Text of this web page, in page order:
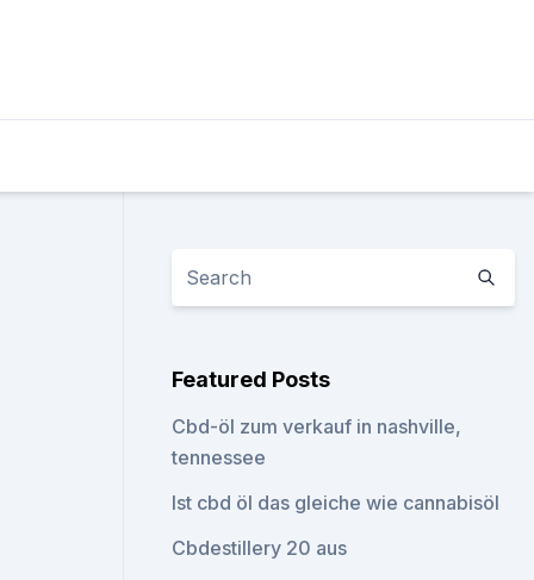
Featured Posts
Cbd-öl zum verkauf in nashville,
tennessee
Ist cbd öl das gleiche wie cannabisöl
Cbdestillery 20 aus